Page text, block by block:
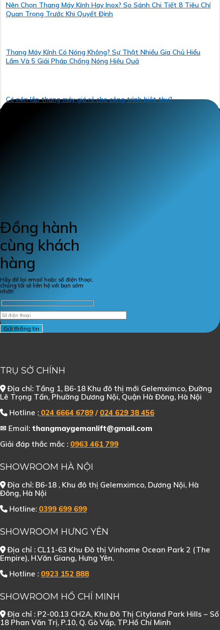
Nên Chọn Thang Máy Kính Hay Inox? So Sánh Chi Tiết 8 Tiêu Chí
Quan Trọng Trước Khi Quyết Định
Thang Máy Kính Có Nóng Không? Sự Thật Nhiều Gia Chủ Hiểu
Lầm Và 5 Giải Pháp Chống Nóng Hiệu Quả
Có nên lắp thang máy giá rẻ cho công trình biệt thự?
Đồng hành
cùng khách
hàng
Hãy để lại email hoặc số điện thoại,
chúng tôi sẽ liên hệ với bạn sớm
nhất!
TRỤ SỞ CHÍNH
Địa chỉ: Tầng 1, B6-18 Khu đô thị mới Gelemximco, Đường
Lê Trọng Tấn, Phường Dương Nội, Quận Hà Đông, Hà Nội
Hotline : 024 6664 6789 / 024 629 38 456
✉ Email: thangmaygemanlift@gmail.com
Giải đáp thắc mắc : 0963 461 799
SHOWROOM HÀ NỘI
Địa chỉ: B6-18 , Khu đô thị Gelemximco, Dương Nội, Hà
Đông, Hà Nội
Hotline: 0399 699 699
SHOWROOM HƯNG YÊN
Địa chỉ : CL11-63 Khu Đô thị Vinhome Ocean Park 2 (The
Empire), H.Văn Giang, Hưng Yên.
Hotline : 0923 152 888
SHOWROOM HỒ CHÍ MINH
Địa chỉ : P2-00.13 CH2A, Khu Đô Thị Cityland Park Hills – Số
18 Phan Văn Trị, P.10, Q. Gò Vấp, TP.Hồ Chí Minh